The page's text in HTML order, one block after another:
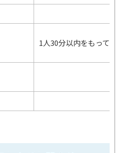
1人30分以内をもって1